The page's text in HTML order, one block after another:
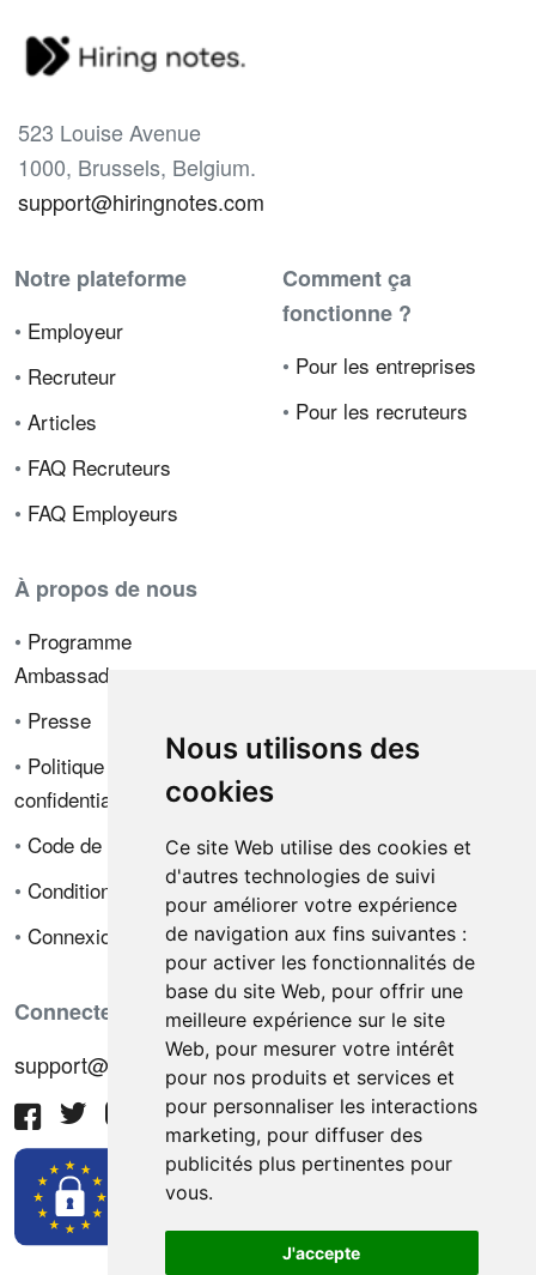
Nous utilisons des
cookies
Ce site Web utilise des cookies et
d'autres technologies de suivi
pour améliorer votre expérience
de navigation aux fins suivantes :
pour activer les fonctionnalités de
base du site Web, pour offrir une
meilleure expérience sur le site
Web, pour mesurer votre intérêt
pour nos produits et services et
pour personnaliser les interactions
marketing, pour diffuser des
publicités plus pertinentes pour
vous.
J'accepte
523 Louise Avenue
1000, Brussels, Belgium.
support@hiringnotes.com
Notre plateforme
• Employeur
• Recruteur
• Articles
• FAQ Recruteurs
• FAQ Employeurs
Comment ça
fonctionne ?
• Pour les entreprises
• Pour les recruteurs
À propos de nous
• Programme
Ambassadeur
• Presse
• Politique de
confidentialité
• Code de déontologie
• Conditions de vente
• Connexion
Connectez-vous avec nous
support@hiringnotes.com